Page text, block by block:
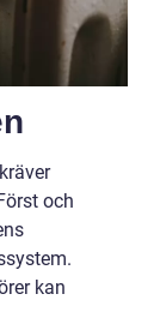
kräver
och
kan